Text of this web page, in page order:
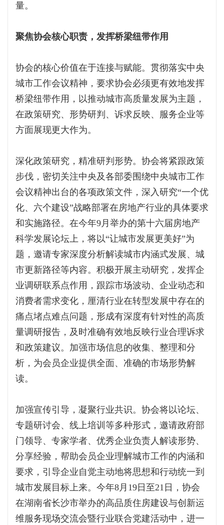
量。
聚焦协会核心职责，发挥桥梁纽带作用
协会的核心价值在于连接与赋能。贯彻落实中央
城市工作会议精神，要求协会必须更有效地发挥
桥梁纽带作用，以推动城市高质量发展为主题，
在政策研究、形势研判、诉求反映、服务企业等
方面展现更大作为。
深化政策研究，精准研判形势。协会将紧跟政策
步伐，密切关注中央及各部委围绕中央城市工作
会议精神出台的各项政策文件，深入研究“一个优
化、六个建设”战略部署在房地产行业的具体要求
和实施路径。在今年9月举办的第十六届房地产
科学发展论坛上，将以“让城市发展更美好”为
题，邀请专家深度分析解读城市内涵式发展、城
市更新路径等内容。积极开展主动研究，发挥企
业调研联系点作用，跟踪市场波动、企业动态和
消费者需求变化，厘清行业在转型发展中存在的
痛点堵点难点问题，形成有深度有针对性的高质
量调研报告，及时准确有效地反映行业合理诉求
和政策建议。加强市场信息的收集、整理和分
析，为会员企业提供全面、准确的市场形势解
读。
加强宣传引导，凝聚行业共识。协会将以论坛、
专题研讨会、线上培训等多种形式，邀请政府部
门领导、专家学者、优秀企业负责人解读形势、
分享经验，帮助会员企业理解城市工作的内涵和
要求，引导企业自觉主动地将思想和行动统一到
城市发展目标上来。今年8月19日至21日，协会
在湖南省长沙市举办的高品质住房建设与创新运
维服务现场交流会暨行业联合党建活动中，进一